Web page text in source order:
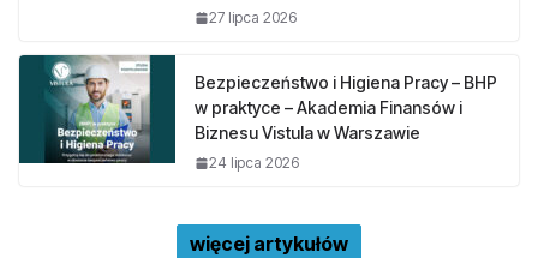
27 lipca 2026
Bezpieczeństwo i Higiena Pracy – BHP
w praktyce – Akademia Finansów i
Biznesu Vistula w Warszawie
24 lipca 2026
więcej artykułów